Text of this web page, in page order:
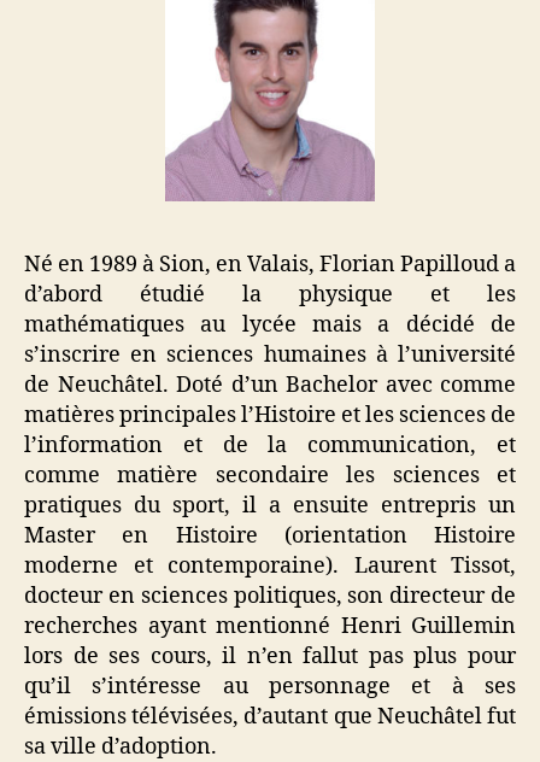
Né en 1989 à Sion, en Valais, Florian Papilloud a
d’abord étudié la physique et les
mathématiques au lycée mais a décidé de
s’inscrire en sciences humaines à l’université
de Neuchâtel. Doté d’un Bachelor avec comme
matières principales l’Histoire et les sciences de
l’information et de la communication, et
comme matière secondaire les sciences et
pratiques du sport, il a ensuite entrepris un
Master en Histoire (orientation Histoire
moderne et contemporaine). Laurent Tissot,
docteur en sciences politiques, son directeur de
recherches ayant mentionné Henri Guillemin
lors de ses cours, il n’en fallut pas plus pour
qu’il s’intéresse au personnage et à ses
émissions télévisées, d’autant que Neuchâtel fut
sa ville d’adoption.